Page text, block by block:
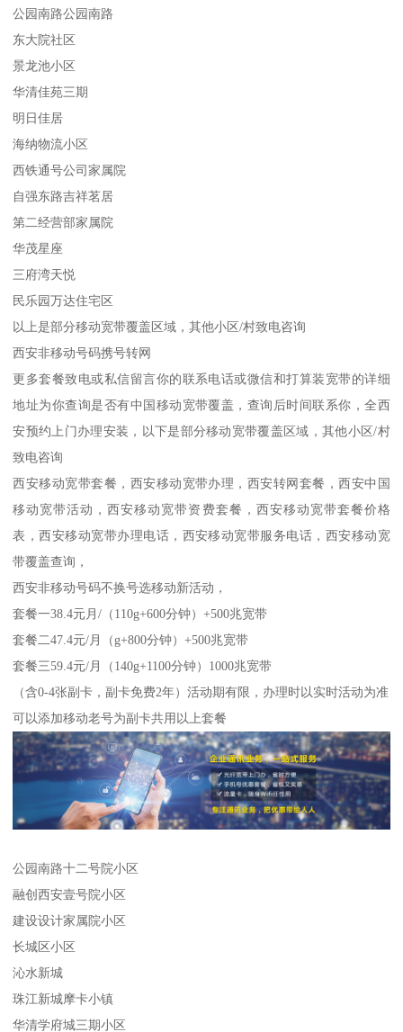
公园南路公园南路
东大院社区
景龙池小区
华清佳苑三期
明日佳居
海纳物流小区
西铁通号公司家属院
自强东路吉祥茗居
第二经营部家属院
华茂星座
三府湾天悦
民乐园万达住宅区
以上是部分移动宽带覆盖区域，其他小区/村致电咨询
西安非移动号码携号转网
更多套餐致电或私信留言你的联系电话或微信和打算装宽带的详细
地址为你查询是否有中国移动宽带覆盖，查询后时间联系你，全西
安预约上门办理安装，以下是部分移动宽带覆盖区域，其他小区/村
致电咨询
西安移动宽带套餐，西安移动宽带办理，西安转网套餐，西安中国
移动宽带活动，西安移动宽带资费套餐，西安移动宽带套餐价格
表，西安移动宽带办理电话，西安移动宽带服务电话，西安移动宽
带覆盖查询，
西安非移动号码不换号选移动新活动，
套餐一38.4元月/（110g+600分钟）+500兆宽带
套餐二47.4元/月（g+800分钟）+500兆宽带
套餐三59.4元/月（140g+1100分钟）1000兆宽带
（含0-4张副卡，副卡免费2年）活动期有限，办理时以实时活动为准
可以添加移动老号为副卡共用以上套餐
公园南路十二号院小区
融创西安壹号院小区
建设设计家属院小区
长城区小区
沁水新城
珠江新城摩卡小镇
华清学府城三期小区